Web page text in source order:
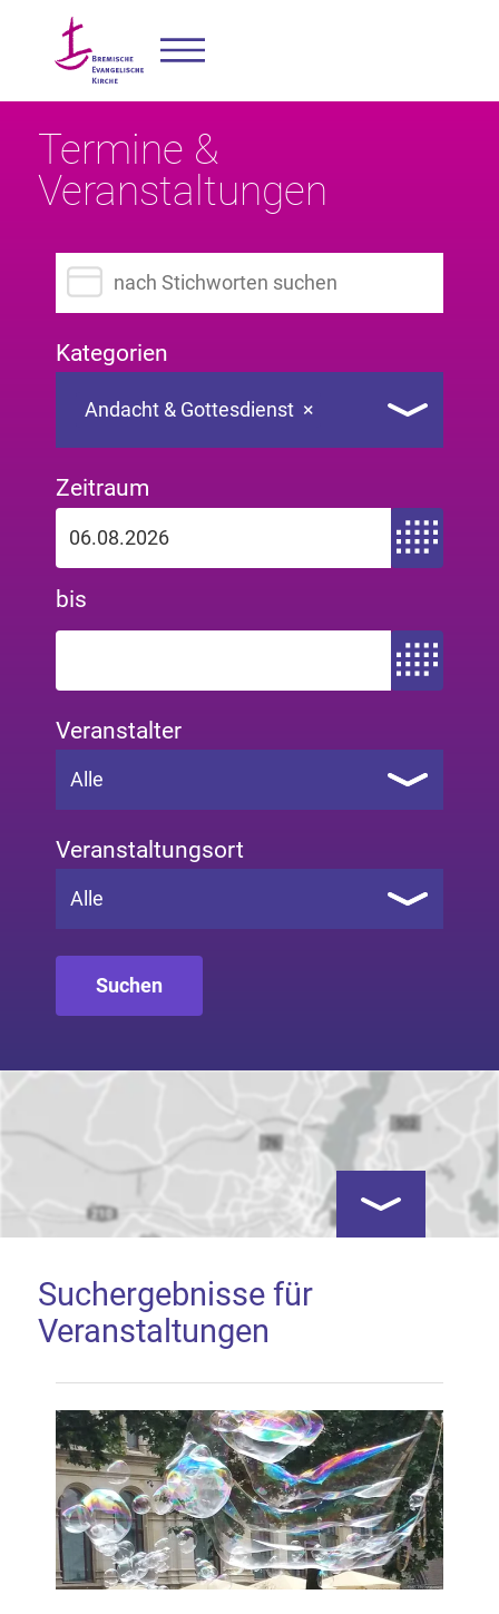
Termine &
Veranstaltungen
Suchbegriff eingeben
Kategorien
×
Andacht & Gottesdienst
Zeitraum
Zeitraum von
bis
Zeitraum bis
Veranstalter
Alle
Veranstaltungsort
Alle
Google Map laden
Mit dem Laden der Karte akzeptieren Sie, dass die
Anwendung Google Maps beim Aktivieren von
Inhalten Cookies auf Ihrem Gerät setzt, z.B. zwecks
Reichweitenmessung und profilbasierter Werbung.
Näheres s.zur Datenschutzerklärung
Kartenansicht
Suchergebnisse für
Veranstaltungen